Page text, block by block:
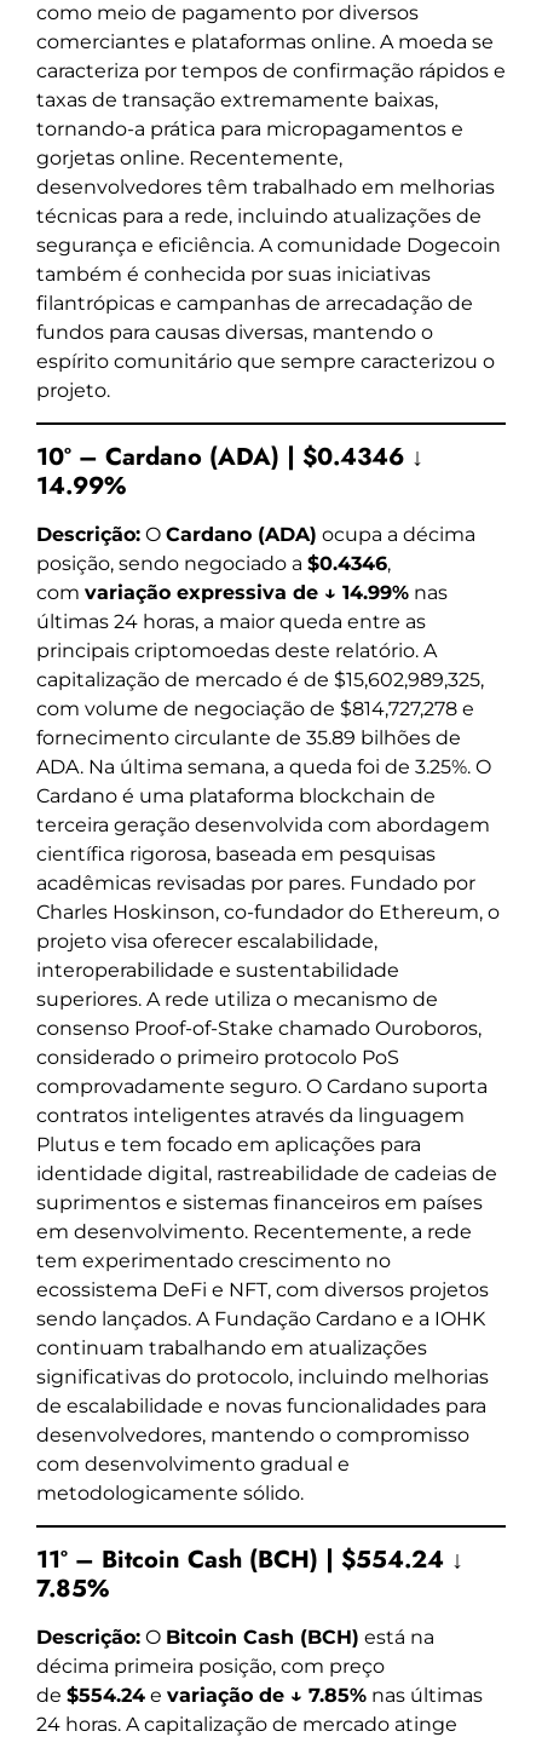
como meio de pagamento por diversos
comerciantes e plataformas online. A moeda se
caracteriza por tempos de confirmação rápidos e
taxas de transação extremamente baixas,
tornando-a prática para micropagamentos e
gorjetas online. Recentemente,
desenvolvedores têm trabalhado em melhorias
técnicas para a rede, incluindo atualizações de
segurança e eficiência. A comunidade Dogecoin
também é conhecida por suas iniciativas
filantrópicas e campanhas de arrecadação de
fundos para causas diversas, mantendo o
espírito comunitário que sempre caracterizou o
projeto.
10º – Cardano (ADA) | $0.4346 ↓
14.99%
Descrição: O Cardano (ADA) ocupa a décima
posição, sendo negociado a $0.4346,
com variação expressiva de ↓ 14.99% nas
últimas 24 horas, a maior queda entre as
principais criptomoedas deste relatório. A
capitalização de mercado é de $15,602,989,325,
com volume de negociação de $814,727,278 e
fornecimento circulante de 35.89 bilhões de
ADA. Na última semana, a queda foi de 3.25%. O
Cardano é uma plataforma blockchain de
terceira geração desenvolvida com abordagem
científica rigorosa, baseada em pesquisas
acadêmicas revisadas por pares. Fundado por
Charles Hoskinson, co-fundador do Ethereum, o
projeto visa oferecer escalabilidade,
interoperabilidade e sustentabilidade
superiores. A rede utiliza o mecanismo de
consenso Proof-of-Stake chamado Ouroboros,
considerado o primeiro protocolo PoS
comprovadamente seguro. O Cardano suporta
contratos inteligentes através da linguagem
Plutus e tem focado em aplicações para
identidade digital, rastreabilidade de cadeias de
suprimentos e sistemas financeiros em países
em desenvolvimento. Recentemente, a rede
tem experimentado crescimento no
ecossistema DeFi e NFT, com diversos projetos
sendo lançados. A Fundação Cardano e a IOHK
continuam trabalhando em atualizações
significativas do protocolo, incluindo melhorias
de escalabilidade e novas funcionalidades para
desenvolvedores, mantendo o compromisso
com desenvolvimento gradual e
metodologicamente sólido.
11º – Bitcoin Cash (BCH) | $554.24 ↓
7.85%
Descrição: O Bitcoin Cash (BCH) está na
décima primeira posição, com preço
de $554.24 e variação de ↓ 7.85% nas últimas
24 horas. A capitalização de mercado atinge